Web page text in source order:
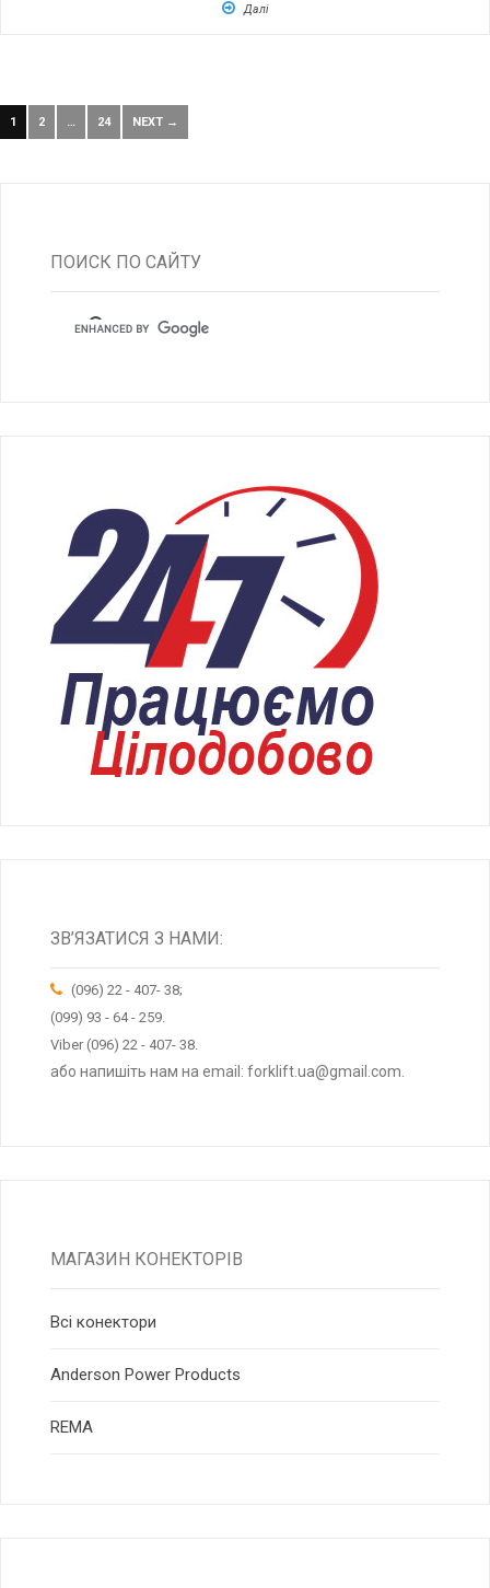
Далі
1 2 … 24 NEXT →
ПОИСК ПО САЙТУ
ЗВ’ЯЗАТИСЯ З НАМИ:
(096) 22 - 407- 38;
(099) 93 - 64 - 259.
Viber (096) 22 - 407- 38.
або напишіть нам на email: forklift.ua@gmail.com.
МАГАЗИН КОНЕКТОРІВ
Всі конектори
Anderson Power Products
RЕМА